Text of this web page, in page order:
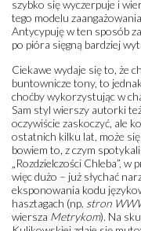
szybko się wyczerpuje i
tego modelu
Antycypuję w ten sposób
po pióra sięgną bardziej
Ciekawe wydaje się to, że
buntownicze tony, to
choćby wykorzystując w
Sam styl wierszy autorki
oczywiście zaskoczyć, ale
ostatnich kilku lat, może
bowiem to, z czym
„Rozdzielczości Chleba”,
więc dużo – już słychać
eksponowania kodu
hasztagach (np. stron
wiersza Metrykom). Na